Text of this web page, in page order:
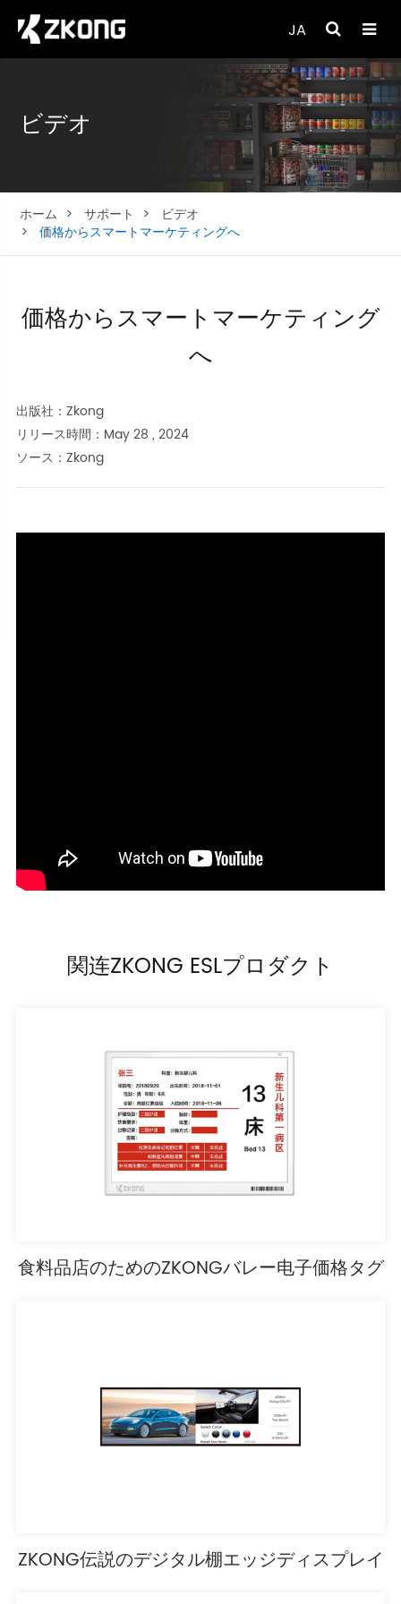
JA
ビデオ
ホーム サポート
ビデオ
価格からスマートマーケティングへ
価格からスマートマーケティング
へ
出版社：Zkong
リリース時間：May 28 , 2024
ソース：Zkong
関连ZKONG ESLプロダクト
食料品店のためのZKONGバレー电子価格タグ
ZKONG伝説のデジタル棚エッジディスプレイ